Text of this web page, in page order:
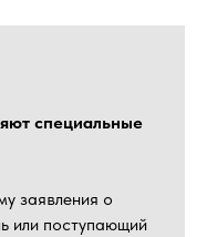
специальные
заявления о
или поступающий